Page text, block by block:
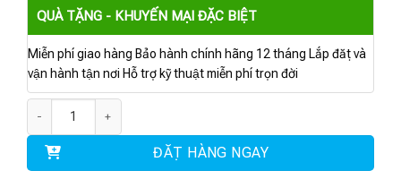
QUÀ TẶNG - KHUYẾN MẠI ĐẶC BIỆT
Miễn phí giao hàng Bảo hành chính hãng 12 tháng Lắp đặt và
vận hành tận nơi Hỗ trợ kỹ thuật miễn phí trọn đời
ĐẶT HÀNG NGAY